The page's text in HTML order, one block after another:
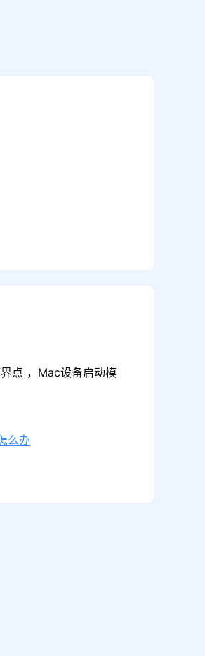
点 ，Mac设备启动模
么办